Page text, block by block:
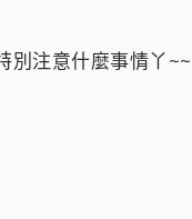
注意什麼事情丫